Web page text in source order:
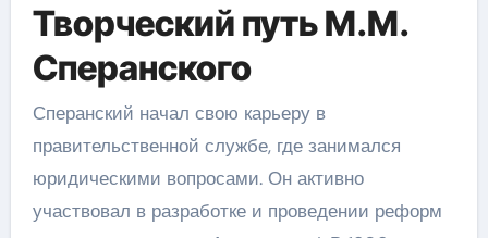
Творческий путь М.М.
Сперанского
Сперанский начал свою карьеру в
правительственной службе, где занимался
юридическими вопросами. Он активно
участвовал в разработке и проведении реформ